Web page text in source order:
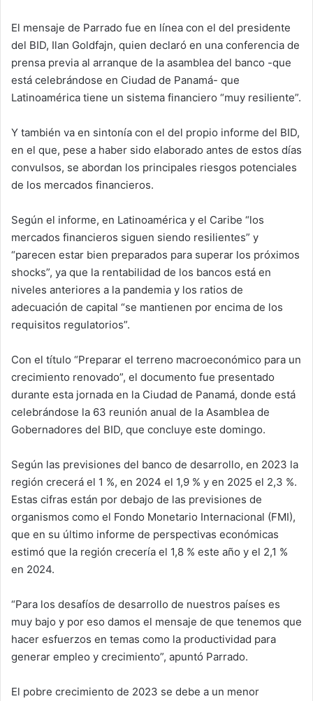
El mensaje de Parrado fue en línea con el del presidente
del BID, Ilan Goldfajn, quien declaró en una conferencia de
prensa previa al arranque de la asamblea del banco -que
está celebrándose en Ciudad de Panamá- que
Latinoamérica tiene un sistema financiero “muy resiliente”.
Y también va en sintonía con el del propio informe del BID,
en el que, pese a haber sido elaborado antes de estos días
convulsos, se abordan los principales riesgos potenciales
de los mercados financieros.
Según el informe, en Latinoamérica y el Caribe “los
mercados financieros siguen siendo resilientes” y
“parecen estar bien preparados para superar los próximos
shocks”, ya que la rentabilidad de los bancos está en
niveles anteriores a la pandemia y los ratios de
adecuación de capital “se mantienen por encima de los
requisitos regulatorios”.
Con el título “Preparar el terreno macroeconómico para un
crecimiento renovado”, el documento fue presentado
durante esta jornada en la Ciudad de Panamá, donde está
celebrándose la 63 reunión anual de la Asamblea de
Gobernadores del BID, que concluye este domingo.
Según las previsiones del banco de desarrollo, en 2023 la
región crecerá el 1 %, en 2024 el 1,9 % y en 2025 el 2,3 %.
Estas cifras están por debajo de las previsiones de
organismos como el Fondo Monetario Internacional (FMI),
que en su último informe de perspectivas económicas
estimó que la región crecería el 1,8 % este año y el 2,1 %
en 2024.
“Para los desafíos de desarrollo de nuestros países es
muy bajo y por eso damos el mensaje de que tenemos que
hacer esfuerzos en temas como la productividad para
generar empleo y crecimiento”, apuntó Parrado.
El pobre crecimiento de 2023 se debe a un menor